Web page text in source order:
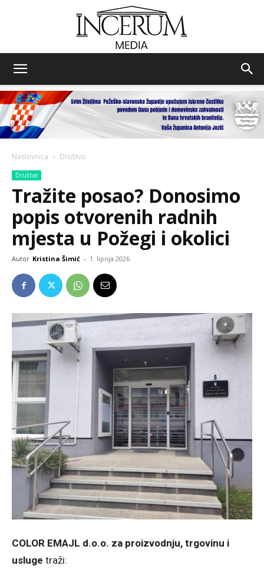
media
Naslovnica Društvo
Društvo
Tražite posao? Donosimo
popis otvorenih radnih
mjesta u Požegi i okolici
Autor Kristina Šimić - 1. lipnja 2026.
COLOR EMAJL d.o.o. za proizvodnju, trgovinu i
usluge traži: